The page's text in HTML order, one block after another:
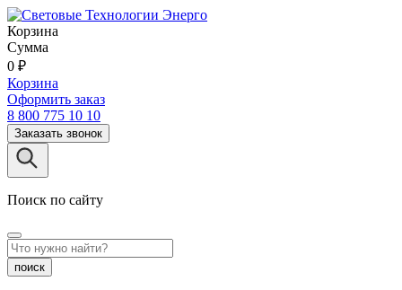
Корзина
Сумма
0 ₽
Корзина
Оформить заказ
8 800 775 10 10
Заказать звонок
Поиск по сайту
поиск